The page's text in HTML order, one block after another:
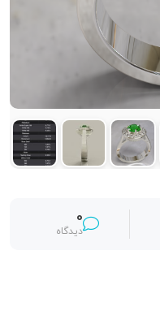
0
دیدگاه